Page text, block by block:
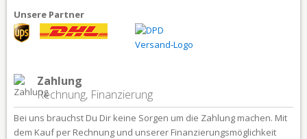
Unsere Partner
Zahlung
Rechnung, Finanzierung
Bei uns brauchst Du Dir keine Sorgen um die Zahlung machen. Mit
dem Kauf per Rechnung und unserer Finanzierungsmöglichkeit